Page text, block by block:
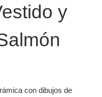
y
con dibujos de